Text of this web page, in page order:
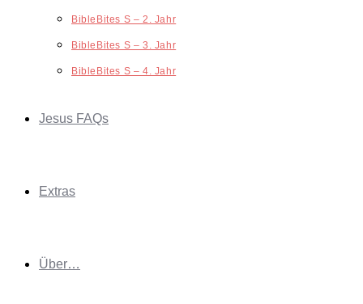
BibleBites S – 2. Jahr
BibleBites S – 3. Jahr
BibleBites S – 4. Jahr
Jesus FAQs
Extras
Über…